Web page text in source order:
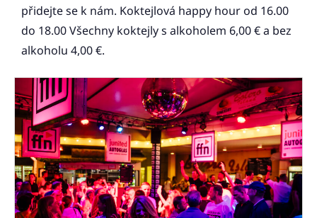
přidejte se k nám. Koktejlová happy hour od 16.00
do 18.00 Všechny koktejly s alkoholem 6,00 € a bez
alkoholu 4,00 €.